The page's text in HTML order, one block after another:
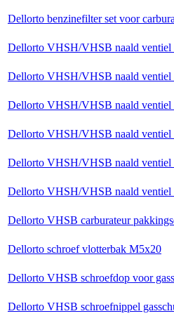
Dellorto benzinefilter set voor
Dellorto VHSH/VHSB naald ventiel
Dellorto VHSH/VHSB naald ventiel
Dellorto VHSH/VHSB naald ventiel
Dellorto VHSH/VHSB naald ventiel
Dellorto VHSH/VHSB naald ventiel
Dellorto VHSH/VHSB naald ventiel
Dellorto VHSB carburateur
Dellorto schroef vlotterbak M5x20
Dellorto VHSB schroefdop voor
Dellorto VHSB schroefnippel